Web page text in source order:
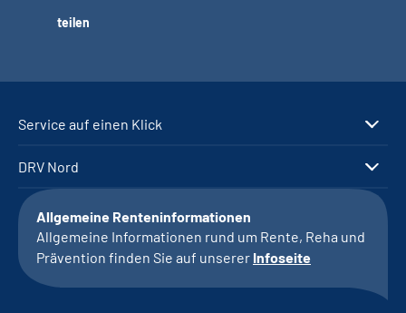
teilen
Service auf einen Klick
DRV Nord
Allgemeine Renteninformationen
Allgemeine Informationen rund um Rente, Reha und
Prävention finden Sie auf unserer Infoseite